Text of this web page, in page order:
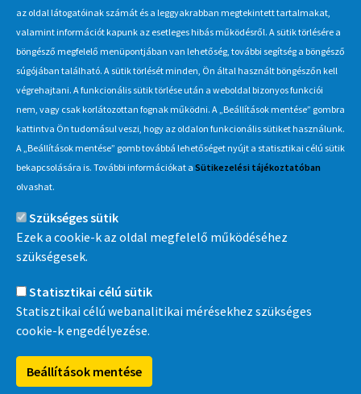
Oldal menü
Hírlevél
Iratkozzon fel Beszerzés Hírlevél szolgáltatásunkra, hogy értesüljön
a MÁV-csoport által indított új beszerzési eljárásokról, anyag,
eszközértékesítési akciókról.
Érdekel
Információ
MÁV-csoport
az oldal látogatóinak számát és a leggyakrabban megtekintett tartalmakat,
valamint információt kapunk az esetleges hibás működésről. A sütik törlésére a
böngésző megfelelő menüpontjában van lehetőség, további segítség a böngésző
súgójában található. A sütik törlését minden, Ön által használt böngészőn kell
végrehajtani. A funkcionális sütik törlése után a weboldal bizonyos funkciói
nem, vagy csak korlátozottan fognak működni. A „Beállítások mentése” gombra
kattintva Ön tudomásul veszi, hogy az oldalon funkcionális sütiket használunk.
A „Beállítások mentése” gomb továbbá lehetőséget nyújt a statisztikai célú sütik
bekapcsolására is. További információkat a Sütikezelési tájékoztatóban
olvashat.
Szükséges sütik
Ezek a cookie-k az oldal megfelelő működéséhez
szükségesek.
Statisztikai célú sütik
Statisztikai célú webanalitikai mérésekhez szükséges
cookie-k engedélyezése.
Beállítások mentése